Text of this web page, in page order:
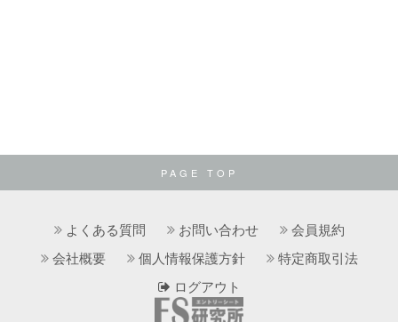
PAGE TOP
よくある質問 お問い合わせ
会員規約
会社概要
個人情報保護方針
特定商取引法
ログアウト